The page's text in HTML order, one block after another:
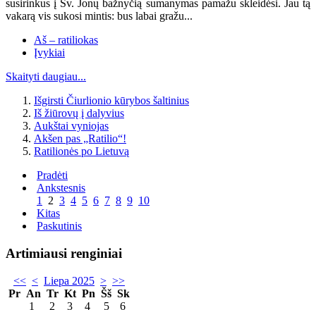
susirinkus į Šv. Jonų bažnyčią sumanymas pamažu skleidėsi. Jau tą
vakarą vis sukosi mintis: bus labai gražu...
Aš – ratiliokas
Įvykiai
Skaityti daugiau...
Išgirsti Čiurlionio kūrybos šaltinius
Iš žiūrovų į dalyvius
Aukštai vyniojas
Akšen pas „Ratilio“!
Ratilionės po Lietuvą
Pradėti
Ankstesnis
1 2 3 4 5 6 7 8 9 10
Kitas
Paskutinis
Artimiausi renginiai
<< < Liepa 2025 > >>
Pr An Tr Kt Pn Šš Sk
1
2 3 4 5
6